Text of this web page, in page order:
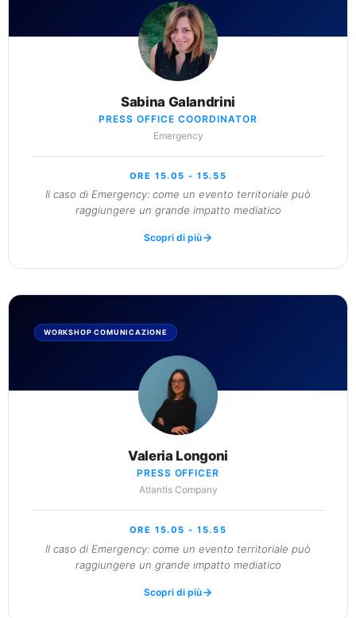
Sabina Galandrini
PRESS OFFICE COORDINATOR
Emergency
ORE 15.05 - 15.55
Il caso di Emergency: come un evento territoriale può
raggiungere un grande impatto mediatico
Scopri di più
WORKSHOP COMUNICAZIONE
Valeria Longoni
PRESS OFFICER
Atlantis Company
ORE 15.05 - 15.55
Il caso di Emergency: come un evento territoriale può
raggiungere un grande impatto mediatico
Scopri di più